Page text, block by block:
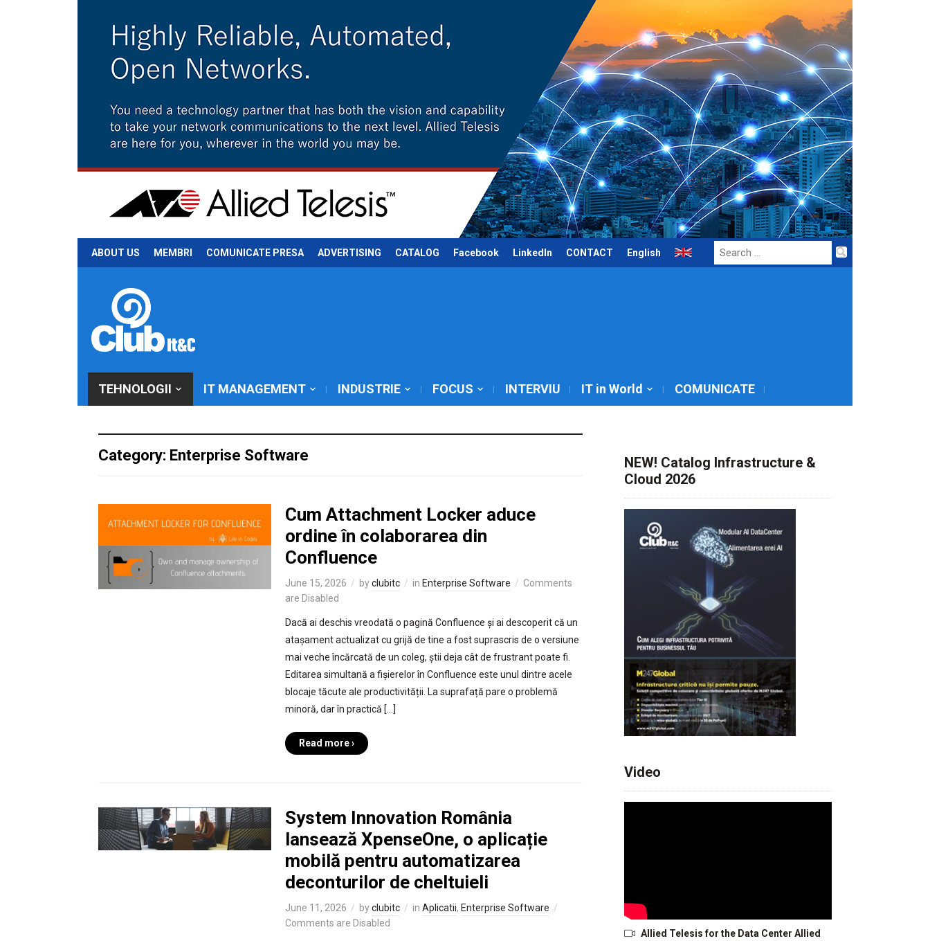
ABOUT US MEMBRI COMUNICATE PRESA ADVERTISING CATALOG Facebook LinkedIn CONTACT English
Search
for:
TEHNOLOGII IT MANAGEMENT INDUSTRIE FOCUS INTERVIU IT in World COMUNICATE
Category: Enterprise Software
Cum Attachment Locker aduce
ordine în colaborarea din
Confluence
June 15, 2026 byclubitc in Enterprise Software
Comments
are Disabled
Dacă ai deschis vreodată o pagină Confluence și ai descoperit că un
atașament actualizat cu grijă de tine a fost suprascris de o versiune
mai veche încărcată de un coleg, știi deja cât de frustrant poate fi.
Editarea simultană a fișierelor în Confluence este unul dintre acele
blocaje tăcute ale productivității. La suprafață pare o problemă
minoră, dar în practică […]
Read more ›
System Innovation România
lansează XpenseOne, o aplicație
mobilă pentru automatizarea
deconturilor de cheltuieli
June 11, 2026 byclubitc in Aplicatii, Enterprise Software
Comments are Disabled
NEW! Catalog Infrastructure &
Cloud 2026
Video
Allied Telesis for the Data Center Allied